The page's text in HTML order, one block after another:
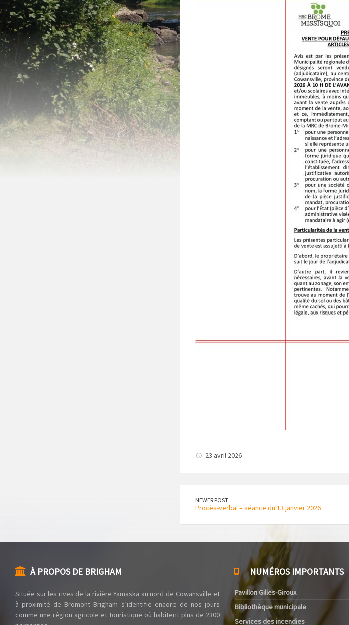
23 avril 2026
NEWER POST
Procès-verbal – séance du 13 janvier 2026
À PROPOS DE BRIGHAM
Située sur les rives de la rivière Yamaska au nord de Cowansville et
à proximité de Bromont Brigham s’identifie encore de nos jours
comme une région agricole et touristique où habitent plus de 2300
NUMÉROS IMPORTANTS
Pavillon Gilles-Giroux
Bibliothèque municipale
Services des incendies